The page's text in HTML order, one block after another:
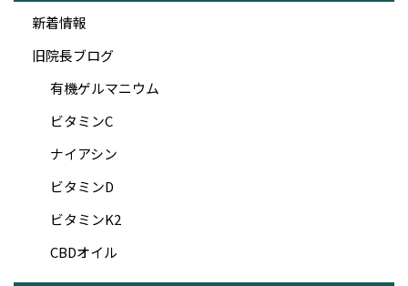
新着情報
旧院長ブログ
有機ゲルマニウム
ビタミンC
ナイアシン
ビタミンD
ビタミンK2
CBDオイル